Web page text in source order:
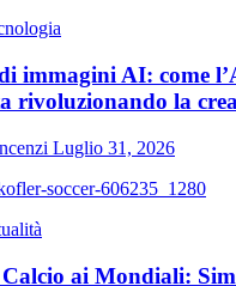
immagini AI: come
rivoluzionando la
Luglio 31, 2026
ai Mondiali: